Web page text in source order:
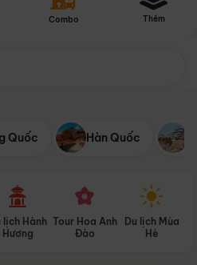
Combo Thêm
Quốc Hàn Quốc
lịch Hành
Hương
Tour Hoa Anh
Đào
Du lịch Mùa
Hè